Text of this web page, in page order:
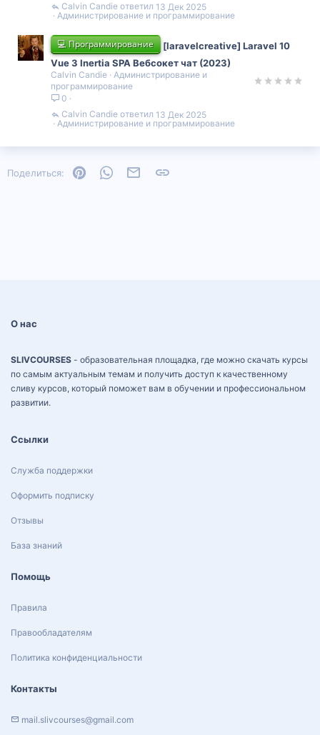
Администрирование и программирование
13 Дек 2025
Calvin Candie
💻 Программирование
[laravelcreative] Laravel 10
Vue 3 Inertia SPA Вебсокет чат (2023)
Calvin Candie
Администрирование и
программирование
0
Администрирование и программирование
13 Дек 2025
Calvin Candie
Поделиться: PinterestWhatsAppЭлектронная почта
О нас
SLIVCOURSES - образовательная площадка, где можно скачать курсы
по самым актуальным темам и получить доступ к качественному
сливу курсов, который поможет вам в обучении и профессиональном
развитии.
Ссылки
Служба поддержки
Оформить подписку
Отзывы
База знаний
Помощь
Правила
Правообладателям
Политика конфиденциальности
Контакты
mail.slivcourses@gmail.com